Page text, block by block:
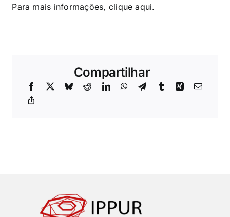
Para mais informações, cliqueaqui.
Compartilhar